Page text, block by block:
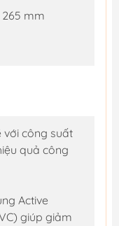
265 mm
công suất
quả công
Active
giúp giảm